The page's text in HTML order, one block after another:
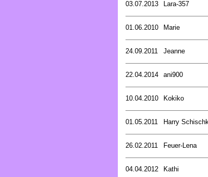
03.07.2013 Lara-357
01.06.2010 Marie
24.09.2011 Jeanne
22.04.2014 ani900
10.04.2010 Kokiko
01.05.2011 Harry
26.02.2011 Feuer-Lena
04.04.2012 Kathi